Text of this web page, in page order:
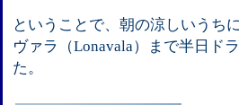
ということで、朝の涼しいうち
ヴァラ（Lonavala）まで半日ド
た。